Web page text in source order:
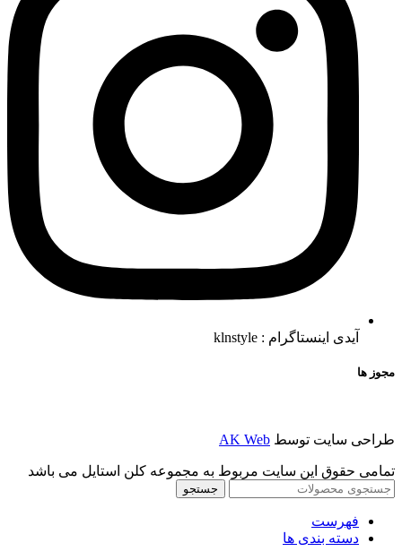
آیدی اینستاگرام : klnstyle
مجوز ها
طراحی سایت توسط AK Web
تمامی حقوق این سایت مربوط به مجموعه کلن استایل می باشد
جستجو
فهرست
دسته بندی ها